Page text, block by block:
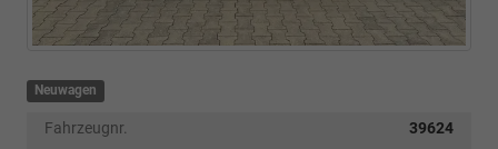
Neuwagen
Fahrzeugnr.
39624